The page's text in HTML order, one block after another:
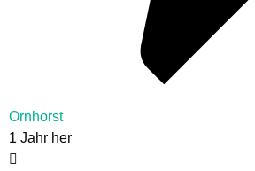
Ornhorst
1 Jahr her